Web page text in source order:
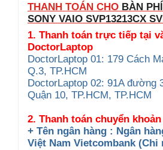
THANH TOÁN CHO BÀN
SONY VAIO SVP13213CX
1. Thanh toán trực tiếp tại
DoctorLaptop
DoctorLaptop 01: 179 Cách
Q.3, TP.HCM
DoctorLaptop 02: 91A đường
Quận 10, TP.HCM, TP.HCM
2. Thanh toán chuyển
+ Tên ngân hàng : Ngân
Việt Nam Vietcombank (Chi